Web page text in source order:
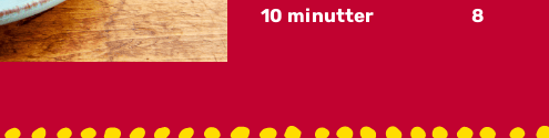
10 minutter 8